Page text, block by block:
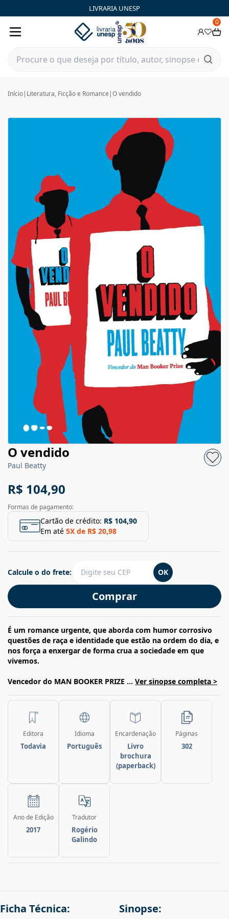
LIVRARIA UNESP
0
Início| Literatura, Ficção e Romance |O vendido
O vendido
Paul Beatty
R$ 104,90
Formas de pagamento:
Cartão de crédito: R$ 104,90
Em até 5X de R$ 20,98
Comprar
Calcule o do frete: OK
É um romance urgente, que aborda com humor corrosivo
questões de raça e identidade que estão na ordem do dia, e
nos força a enxergar de forma crua a sociedade em que
vivemos.
Vencedor do MAN BOOKER PRIZE ... Ver sinopse completa >
Editora
Todavia
Idioma
Português
Encardenação
Livro
brochura
(paperback)
Páginas
302
Ano de Edição
2017
Tradutor
Rogério
Galindo
Ficha Técnica: Sinopse: